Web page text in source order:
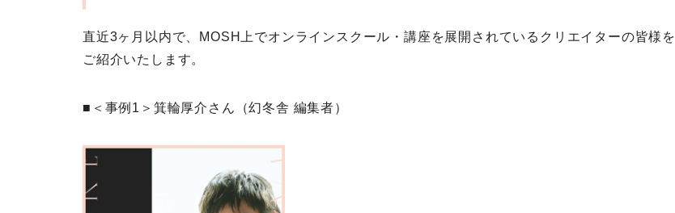
直近3ヶ月以内で、MOSH上でオンラインスクール・講座を展開されているクリエイターの皆様を
ご紹介いたします。
■＜事例1＞箕輪厚介さん（幻冬舎 編集者）